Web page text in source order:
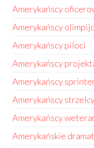
Amerykańscy
Amerykańscy
Amerykańscy piloci
Amerykańscy
Amerykańscy
Amerykańscy
Amerykańscy
Amerykańskie